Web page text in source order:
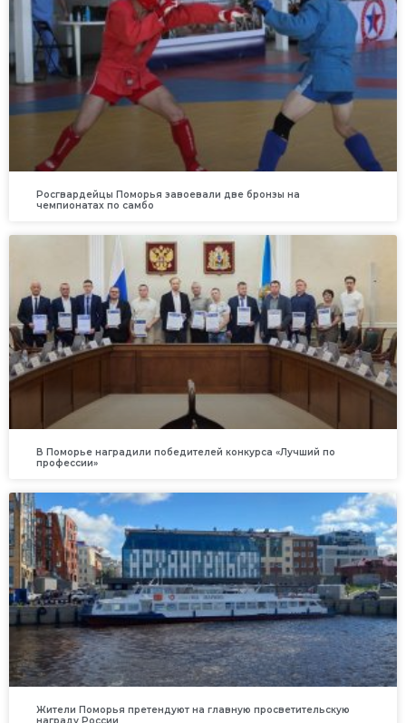
Росгвардейцы Поморья завоевали две бронзы на
чемпионатах по самбо
В Поморье наградили победителей конкурса «Лучший по
профессии»
Жители Поморья претендуют на главную просветительскую
награду России